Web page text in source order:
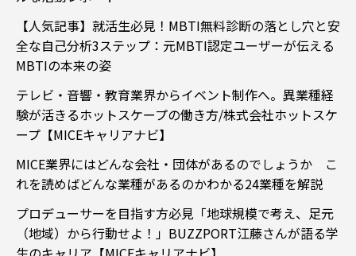
【人気記事】就活生必見！MBTI無料診断の落とし穴と安
全な自己分析3ステップ：元MBTI認定ユーザーが伝える
MBTIの本来の姿
テレビ・音響・教育業界からイベント制作へ。異業種経
験が活きるホットスケープの働き方/株式会社ホットスケ
ープ【MICEキャリアナビ】
MICE業界にはどんな会社・団体があるのでしょうか こ
れを読めばどんな業種があるのかわかる24業種を解説
プロデューサーを目指す方必見「地球規模で考え、足元
（地域）から行動せよ！」BUZZPORT江藤さんが語る学